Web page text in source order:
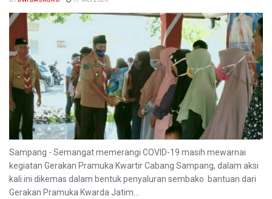
Sampang - Semangat memerangi COVID-19 masih mewarnai
kegiatan Gerakan Pramuka Kwartir Cabang Sampang, dalam aksi
kali ini dikemas dalam bentuk penyaluran sembako bantuan dari
Gerakan Pramuka Kwarda Jatim...